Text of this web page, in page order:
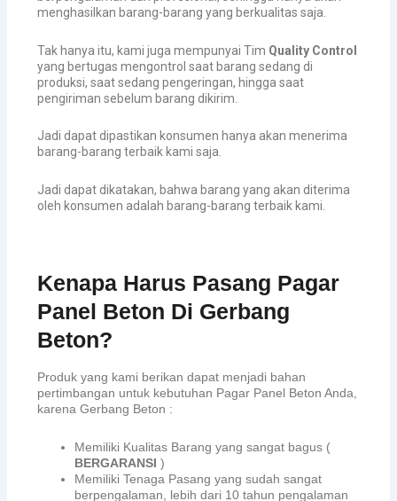
menghasilkan barang-barang yang berkualitas saja.
Tak hanya itu, kami juga mempunyai Tim Quality Control
yang bertugas mengontrol saat barang sedang di
produksi, saat sedang pengeringan, hingga saat
pengiriman sebelum barang dikirim.
Jadi dapat dipastikan konsumen hanya akan menerima
barang-barang terbaik kami saja.
Jadi dapat dikatakan, bahwa barang yang akan diterima
oleh konsumen adalah barang-barang terbaik kami.
Kenapa Harus Pasang Pagar
Panel Beton Di Gerbang
Beton?
Produk yang kami berikan dapat menjadi bahan
pertimbangan untuk kebutuhan Pagar Panel Beton Anda,
karena Gerbang Beton :
Memiliki Kualitas Barang yang sangat bagus (
BERGARANSI )
Memiliki Tenaga Pasang yang sudah sangat
berpengalaman, lebih dari 10 tahun pengalaman